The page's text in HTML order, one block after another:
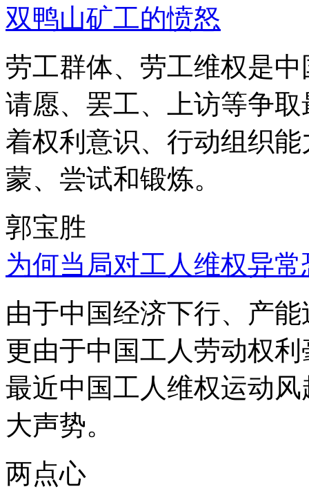
双鸭山矿工的愤怒
劳工群体、劳工维权是
请愿、罢工、上访等争
着权利意识、行动组织
蒙、尝试和锻炼。
郭宝胜
为何当局对工人维权异
由于中国经济下行、产
更由于中国工人劳动权
最近中国工人维权运动
大声势。
两点心